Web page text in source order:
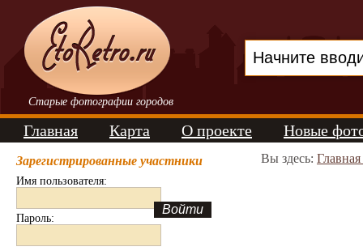
Старые фотографии городов
Главная Карта О проекте Новые
Зарегистрированные участники
Имя пользователя:
Пароль:
Вы здесь: